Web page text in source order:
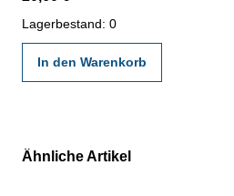
angegebenen Werksnormen
Lagerbestand: 0
In den Warenkorb
Produktgalerie überspringen
Ähnliche Artikel